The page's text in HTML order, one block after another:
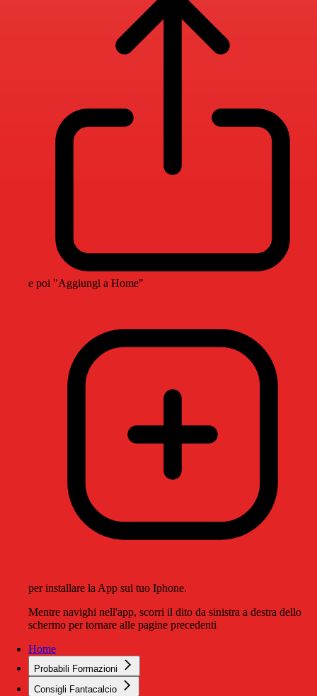
e poi "Aggiungi a Home"
per installare la App sul tuo Iphone.
Mentre navighi nell'app, scorri il dito da sinistra a destra dello
schermo per tornare alle pagine precedenti
Home
Probabili Formazioni
Consigli Fantacalcio